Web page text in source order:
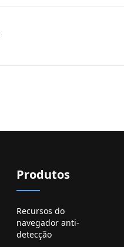
Produtos
Recursos do
navegador anti-
detecção